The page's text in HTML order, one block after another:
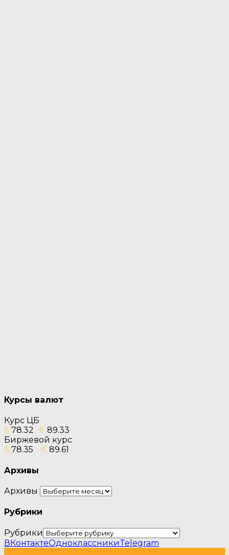
Курсы валют
Курс ЦБ
$ 78.32 € 89.33
Биржевой курс
$ 78.35 € 89.61
Архивы
Архивы
Рубрики
Рубрики
ВКонтактеОдноклассникиTelegram